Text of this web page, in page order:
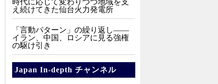
時代に応じて変わりつつ地域を支
え続けてきた仙台火力発電所
「言動パターン」の繰り返し――
イラン、中国、ロシアに見る強権
の駆け引き
Japan In-depth チャンネル